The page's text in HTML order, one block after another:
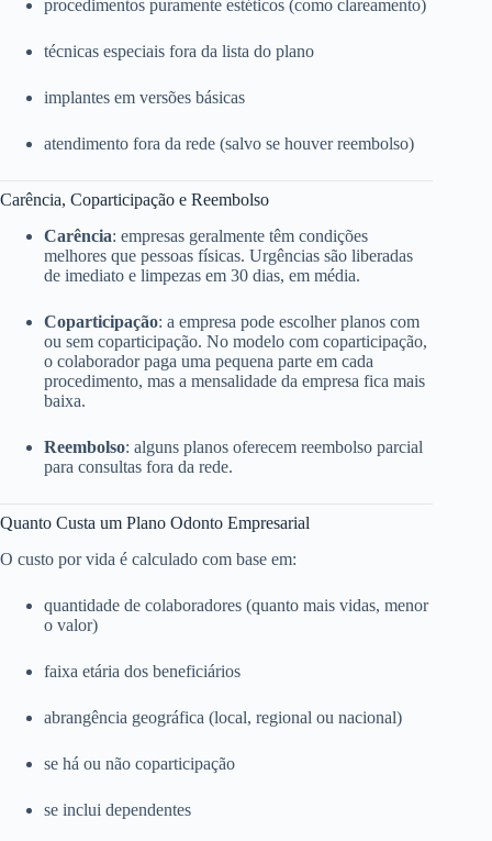
procedimentos puramente estéticos (como clareamento)
técnicas especiais fora da lista do plano
implantes em versões básicas
atendimento fora da rede (salvo se houver reembolso)
Carência, Coparticipação e Reembolso
Carência: empresas geralmente têm condições
melhores que pessoas físicas. Urgências são liberadas
de imediato e limpezas em 30 dias, em média.
Coparticipação: a empresa pode escolher planos com
ou sem coparticipação. No modelo com coparticipação,
o colaborador paga uma pequena parte em cada
procedimento, mas a mensalidade da empresa fica mais
baixa.
Reembolso: alguns planos oferecem reembolso parcial
para consultas fora da rede.
Quanto Custa um Plano Odonto Empresarial
O custo por vida é calculado com base em:
quantidade de colaboradores (quanto mais vidas, menor
o valor)
faixa etária dos beneficiários
abrangência geográfica (local, regional ou nacional)
se há ou não coparticipação
se inclui dependentes